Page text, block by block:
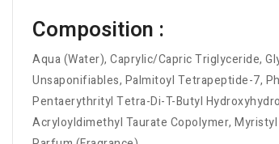
Composition :
Aqua (Water), Caprylic/Capric Triglyceride,
Unsaponifiables, Palmitoyl Tetrapeptide-7,
Pentaerythrityl Tetra-Di-T-Butyl
Acryloyldimethyl Taurate Copolymer,